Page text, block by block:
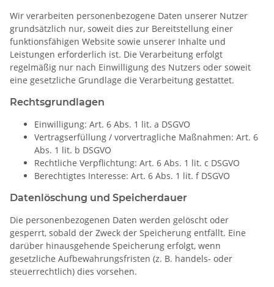
Wir verarbeiten personenbezogene Daten unserer Nutzer
grundsätzlich nur, soweit dies zur Bereitstellung einer
funktionsfähigen Website sowie unserer Inhalte und
Leistungen erforderlich ist. Die Verarbeitung erfolgt
regelmäßig nur nach Einwilligung des Nutzers oder soweit
eine gesetzliche Grundlage die Verarbeitung gestattet.
Rechtsgrundlagen
Einwilligung: Art. 6 Abs. 1 lit. a DSGVO
Vertragserfüllung / vorvertragliche Maßnahmen: Art. 6
Abs. 1 lit. b DSGVO
Rechtliche Verpflichtung: Art. 6 Abs. 1 lit. c DSGVO
Berechtigtes Interesse: Art. 6 Abs. 1 lit. f DSGVO
Datenlöschung und Speicherdauer
Die personenbezogenen Daten werden gelöscht oder
gesperrt, sobald der Zweck der Speicherung entfällt. Eine
darüber hinausgehende Speicherung erfolgt, wenn
gesetzliche Aufbewahrungsfristen (z. B. handels- oder
steuerrechtlich) dies vorsehen.